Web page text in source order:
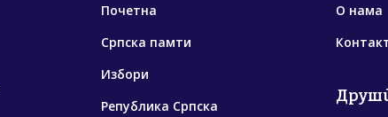
Почетна
Српска памти
Избори
Република Српска
О нама